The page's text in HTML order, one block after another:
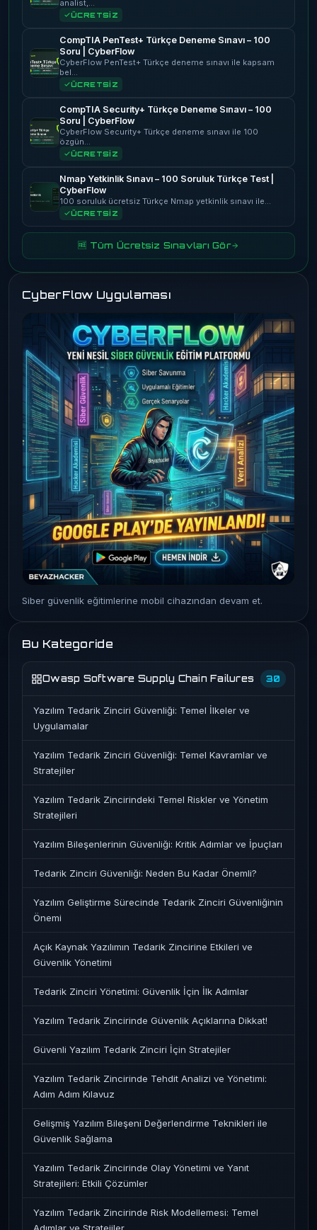
analist,…
ÜCRETSİZ
CompTIA PenTest+ Türkçe Deneme Sınavı – 100
Soru | CyberFlow
CyberFlow PenTest+ Türkçe deneme sınavı ile kapsam
bel…
ÜCRETSİZ
CompTIA Security+ Türkçe Deneme Sınavı – 100
Soru | CyberFlow
CyberFlow Security+ Türkçe deneme sınavı ile 100
özgün…
ÜCRETSİZ
Nmap Yetkinlik Sınavı – 100 Soruluk Türkçe Test |
CyberFlow
100 soruluk ücretsiz Türkçe Nmap yetkinlik sınavı ile…
ÜCRETSİZ
🆓 Tüm Ücretsiz Sınavları Gör
CyberFlow Uygulaması
Siber güvenlik eğitimlerine mobil cihazından devam et.
Bu Kategoride
Owasp Software Supply Chain Failures 30
Yazılım Tedarik Zinciri Güvenliği: Temel İlkeler ve
Uygulamalar
Yazılım Tedarik Zinciri Güvenliği: Temel Kavramlar ve
Stratejiler
Yazılım Tedarik Zincirindeki Temel Riskler ve Yönetim
Stratejileri
Yazılım Bileşenlerinin Güvenliği: Kritik Adımlar ve İpuçları
Tedarik Zinciri Güvenliği: Neden Bu Kadar Önemli?
Yazılım Geliştirme Sürecinde Tedarik Zinciri Güvenliğinin
Önemi
Açık Kaynak Yazılımın Tedarik Zincirine Etkileri ve
Güvenlik Yönetimi
Tedarik Zinciri Yönetimi: Güvenlik İçin İlk Adımlar
Yazılım Tedarik Zincirinde Güvenlik Açıklarına Dikkat!
Güvenli Yazılım Tedarik Zinciri İçin Stratejiler
Yazılım Tedarik Zincirinde Tehdit Analizi ve Yönetimi:
Adım Adım Kılavuz
Gelişmiş Yazılım Bileşeni Değerlendirme Teknikleri ile
Güvenlik Sağlama
Yazılım Tedarik Zincirinde Olay Yönetimi ve Yanıt
Stratejileri: Etkili Çözümler
Yazılım Tedarik Zincirinde Risk Modellemesi: Temel